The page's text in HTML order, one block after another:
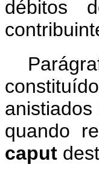
débitos
quando
caput